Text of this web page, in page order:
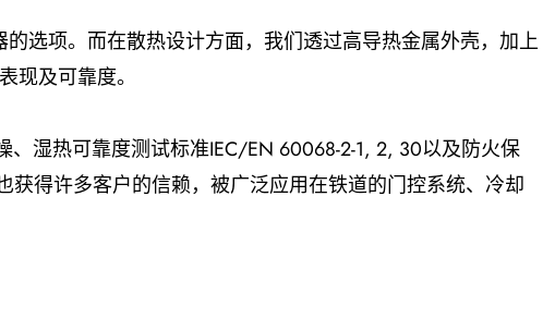
选项。而在散热设计方面，我们透过高导热金属外壳，加上
现及可靠度。
湿热可靠度测试标准IEC/EN 60068-2-1, 2, 30以及防火保
得许多客户的信赖，被广泛应用在铁道的门控系统、冷却